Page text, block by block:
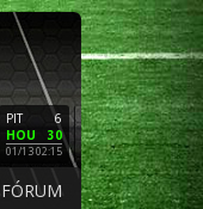
6
PIT
30
HOU
01/13 02:15
16
NE
3
LAC
01/12 02:00
PHI
SF
01/11
FÓRUM